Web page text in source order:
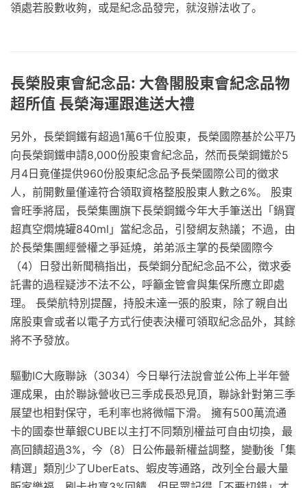
領處若股數收夠，或是紀念品發完，就沒辦法收了。
長榮股東會紀念品: 大魯閣股東會紀念品物
超所值 長榮海運跟進送大禮
另外，長榮鋼鐵有超過1萬6千位股東，長榮國際基於公平乃
向長榮鋼鐵申請8,000份股東會紀念品，然而長榮鋼鐵於5
月4日竟僅提供960份股東紀念品予長榮國際公司的徵求
人，前開數量僅達符合領取資格整股股東人數之6%。 股東
會旺季將屆，長榮集團旗下長榮鋼鐵今年大手筆送出「鍋寶
超真空燜燒罐840ml」當紀念品，引發網友熱議；不過，由
於長榮集團經營權之爭延燒，弟弟派主掌的長榮國際今
（4）日發出新聞稿指出，長榮鋼分配紀念品不公，徵求委
託書的過程疑涉不法不公，呼籲金管會與集保所應立即處
理。 長榮航特別提醒，持股未達一張的股東，除了親自出
席股東會或者以電子方式行使表決權可領取紀念品外，其餘
將不予發放。
驅動IC大廠聯詠（3034）今日舉行法說會並公佈上半年營
運成果，由於聯詠營收已三季成長恐見頂，聯詠針對第三季
展望也相對保守，毛利率也將微幅下滑。 擁有500萬流通
卡的國泰世華銀CUBE以主打不同類別權益可自由切換，最
高回饋超過3%，今（8）日公佈最新權益調整，變動後「集
精選」類別少了UberEats、蝦皮等通路，改列全台最大量